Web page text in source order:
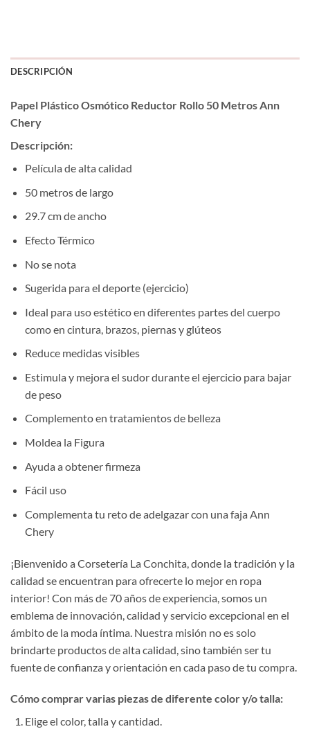
DESCRIPCIÓN
Papel Plástico Osmótico Reductor Rollo 50 Metros Ann
Chery
Descripción:
Película de alta calidad
50 metros de largo
29.7 cm de ancho
Efecto Térmico
No se nota
Sugerida para el deporte (ejercicio)
Ideal para uso estético en diferentes partes del cuerpo
como en cintura, brazos, piernas y glúteos
Reduce medidas visibles
Estimula y mejora el sudor durante el ejercicio para bajar
de peso
Complemento en tratamientos de belleza
Moldea la Figura
Ayuda a obtener firmeza
Fácil uso
Complementa tu reto de adelgazar con una faja Ann
Chery
¡Bienvenido a Corsetería La Conchita, donde la tradición y la
calidad se encuentran para ofrecerte lo mejor en ropa
interior! Con más de 70 años de experiencia, somos un
emblema de innovación, calidad y servicio excepcional en el
ámbito de la moda íntima. Nuestra misión no es solo
brindarte productos de alta calidad, sino también ser tu
fuente de confianza y orientación en cada paso de tu compra.
Cómo comprar varias piezas de diferente color y/o talla:
Elige el color, talla y cantidad.